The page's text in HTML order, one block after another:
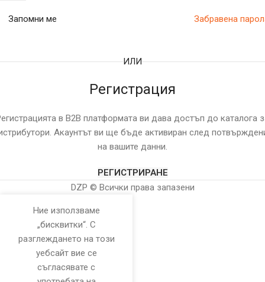
Забравена
Запомни ме
ИЛИ
Регистрация
в B2B платформата ви дава достъп до каталога
Акаунтът ви ще бъде активиран след
на вашите данни.
РЕГИСТРИРАНЕ
DZP © Всички права запазени
Ние използваме
„бисквитки“. С
разглеждането на този
уебсайт вие се
съгласявате с